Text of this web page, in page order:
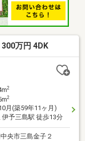
万円 4DK
2
2
月(築59年11ヶ月)
伊予三島駅 徒歩13分
央市三島金子２